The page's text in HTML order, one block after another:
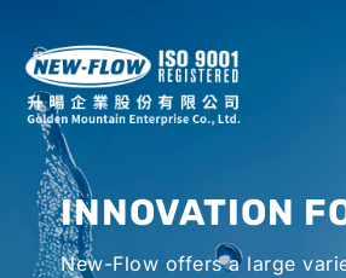
INNOVATION
New-Flow offers a large